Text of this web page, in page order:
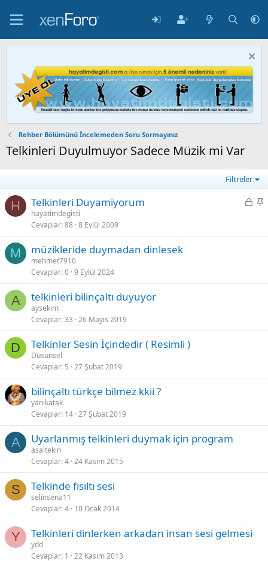
Rehber Bölümünü İncelemeden Soru Sormayınız
Telkinleri Duyulmuyor Sadece Müzik mi Var
Filtreler
H
K
i
S
i
Telkinleri Duyamiyorum
hayatimdegisti
Cevaplar 88 8 Eylül 2009
M müzikleride duymadan dinlesek
mehmet7910
Cevaplar 0 9 Eylül 2024
A telkinleri bilinçaltı duyuyor
aysekim
Cevaplar 33 26 Mayıs 2019
D Telkinler Sesin İçindedir ( Resimli )
Dusunsel
Cevaplar 5 27 Şubat 2019
bilinçaltı türkçe bilmez kkii ?
yanıkatak
Cevaplar 14 27 Şubat 2019
A Uyarlanmış telkinleri duymak için program
asaltekin
Cevaplar 4 24 Kasım 2015
S Telkinde fısıltı sesi
selinsena11
Cevaplar 4 10 Ocak 2014
Y Telkinleri dinlerken arkadan insan sesi gelmesi
ydd
Cevaplar 1 22 Kasım 2013